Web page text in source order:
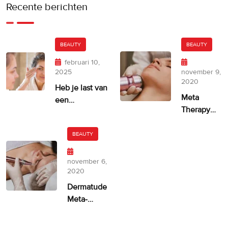
Recente berichten
BEAUTY
februari 10,
2025
Heb je last van
een
BEAUTY
november 9,
2020
Meta
Therapy
BEAUTY
november 6,
2020
Dermatude
Meta-